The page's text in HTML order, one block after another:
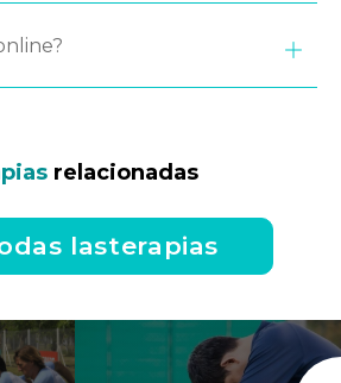
relacionadas
lasterapias